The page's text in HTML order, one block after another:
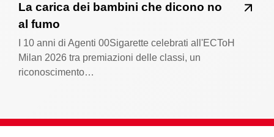
La carica dei bambini che dicono no
al fumo
I 10 anni di Agenti 00Sigarette celebrati all'ECToH
Milan 2026 tra premiazioni delle classi, un
riconoscimento…